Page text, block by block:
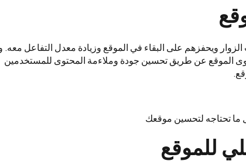
ويحفزهم على البقاء في الموقع وزيادة معدل التفاعل معه.
الموقع عن طريق تحسين جودة وملاءمة المحتوى للمستخدمين
للموقع